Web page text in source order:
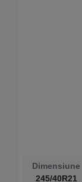
Dimensiune
245/40R21